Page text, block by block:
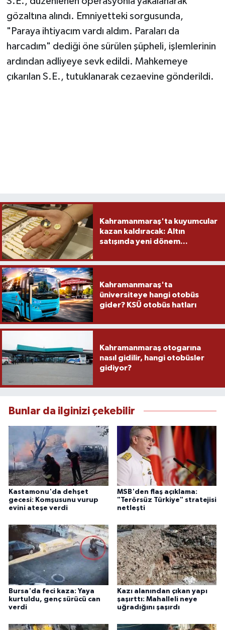
gözaltına alındı. Emniyetteki sorgusunda,
"Paraya ihtiyacım vardı aldım. Paraları da
harcadım" dediği öne sürülen şüpheli, işlemlerinin
ardından adliyeye sevk edildi. Mahkemeye
çıkarılan S.E., tutuklanarak cezaevine gönderildi.
Kahramanmaraş'ta kuyumcular
kazan kaldıracak: Altın
satışında yeni dönem...
Kahramanmaraş'ta
üniversiteye hangi otobüs
gider? KSÜ otobüs hatları
Kahramanmaraş otogarına
nasıl gidilir, hangi otobüsler
gidiyor?
Bunlar da ilginizi çekebilir
Kastamonu'da dehşet
gecesi: Komşusunu vurup
evini ateşe verdi
MSB'den flaş açıklama:
"Terörsüz Türkiye" stratejisi
netleşti
Bursa'da feci kaza: Yaya
kurtuldu, genç sürücü can
verdi
Kazı alanından çıkan yapı
şaşırttı: Mahalleli neye
uğradığını şaşırdı